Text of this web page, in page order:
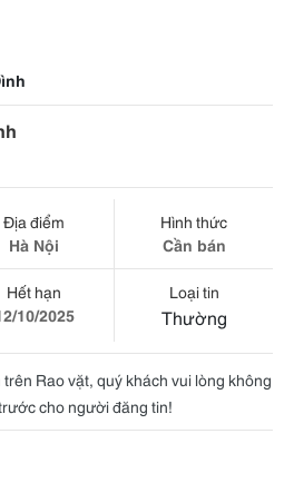
Địa điểm
Hà Nội
Hình thức
Cần bán
Hết hạn
10/2025
Loại tin
Thường
Rao vặt, quý khách vui lòng không
cho người đăng tin!